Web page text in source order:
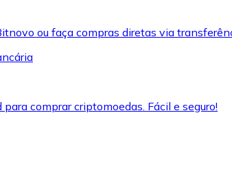
ou faça compras diretas via
comprar criptomoedas. Fácil e seguro!